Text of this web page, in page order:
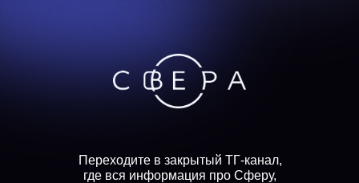
Переходите в закрытый ТГ-канал,
где вся информация про Сферу,